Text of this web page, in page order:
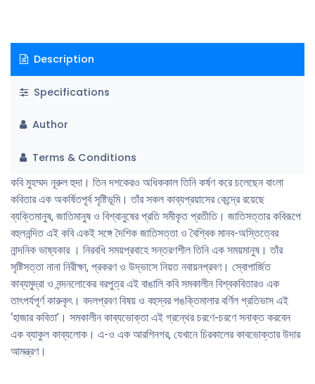
Description
Specifications
Author
Terms & Conditions
কবি মুহম্মদ নূরুল হুদা। তিন দশকেরও অধিককাল তিনি কর্ষণ করে চলেছেন বাংলা
কবিতার এক অকর্ষিতপূর্ব সৃষ্টিভূমি। তাঁর সকল কাব্যপ্রয়াসের কেন্দ্রে রয়েছে
ব্যক্তিমানুষ, জাতিমানুষ ও বিশ্বানুষের প্রতি সমীকৃত প্রতীতি। জাতিসত্তার কবিরূপে
বহুলনন্দিত এই কবি একই সঙ্গে দৈশিক জাতিসত্তা ও বৈশ্বিক মানব-অস্তিত্বের
নান্দনিক ভাষ্যকার । নিরবধি সময়প্রবাহে সন্তরণশীল তিনি এক সময়মানুষ। তাঁর
সৃষ্টিসত্তা নানা নিরীক্ষা, প্রকরণ ও উদ্ভাসে নিয়ত নবায়নপ্রবণ। স্বােপার্জিত
কাব্যমুদ্রা ও নন্দনলােকের বরপুত্র এই বাঙালি কবি সমকালীন বিশ্বকবিতারও এক
তাৎপর্যপূর্ণ কারুকৃৎ। বদলপ্রবণ বিষয় ও বহুস্বর পঙক্তিমালার বর্ণিল প্রতিভাস এই
‘হাজার কবিতা’। সমকালীন কাব্যভােক্তা এই গ্রন্থের চরণে-চরণে সনাক্ত করবেন
এক ব্যাকুল কাব্যলােক। এ-ও এক আরশিনগর, যেখানে চিরকালের কাবভােক্তার উদার
আমন্ত্রণ।